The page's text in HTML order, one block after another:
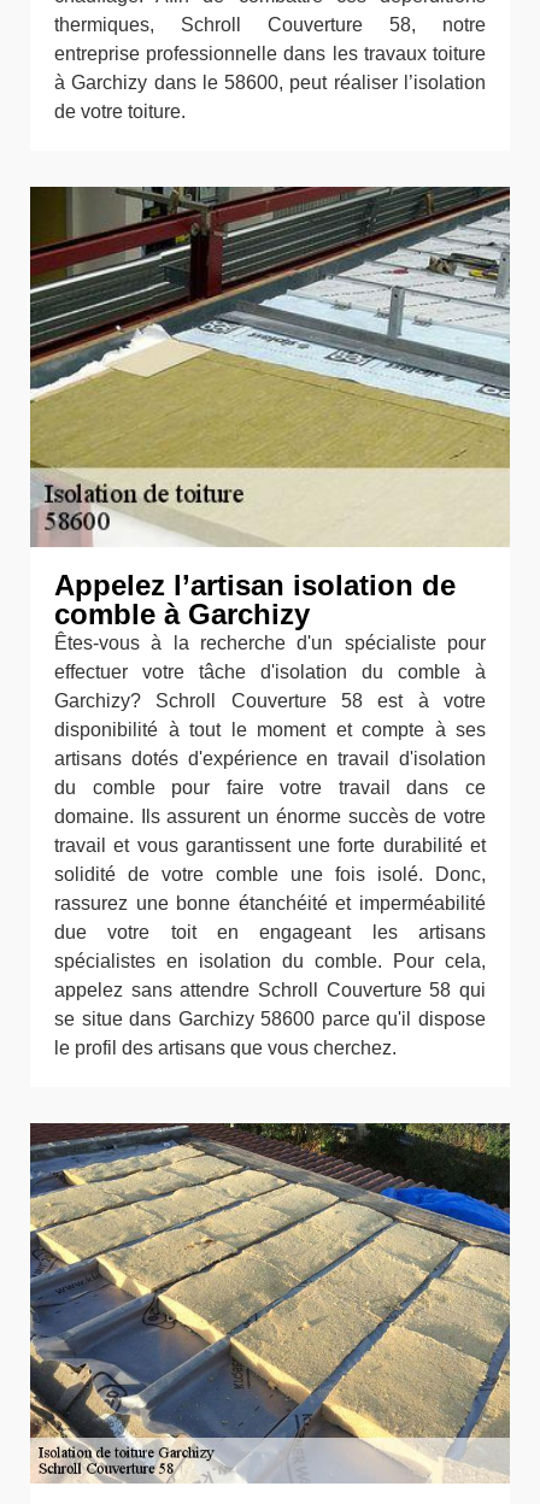
thermiques, Schroll Couverture 58, notre
entreprise professionnelle dans les travaux toiture
à Garchizy dans le 58600, peut réaliser l’isolation
de votre toiture.
Appelez l’artisan isolation de
comble à Garchizy
Êtes-vous à la recherche d'un spécialiste pour
effectuer votre tâche d'isolation du comble à
Garchizy? Schroll Couverture 58 est à votre
disponibilité à tout le moment et compte à ses
artisans dotés d'expérience en travail d'isolation
du comble pour faire votre travail dans ce
domaine. Ils assurent un énorme succès de votre
travail et vous garantissent une forte durabilité et
solidité de votre comble une fois isolé. Donc,
rassurez une bonne étanchéité et imperméabilité
due votre toit en engageant les artisans
spécialistes en isolation du comble. Pour cela,
appelez sans attendre Schroll Couverture 58 qui
se situe dans Garchizy 58600 parce qu'il dispose
le profil des artisans que vous cherchez.